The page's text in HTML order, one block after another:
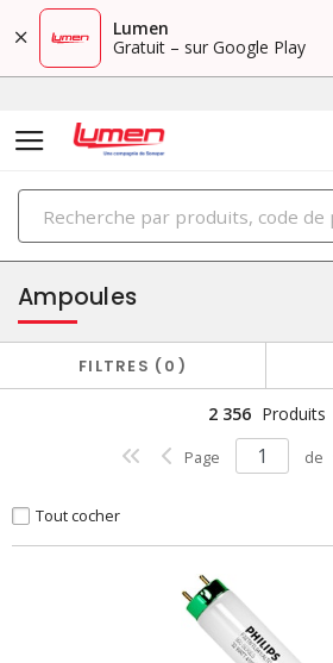
Lumen
Gratuit – sur Google Play
PRODUITS
éclairage
Ampoules
FILTRES 0
2 356 Produits
Page de
Tout cocher